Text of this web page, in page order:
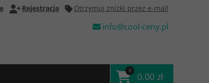
Rejestracja Otrzymuj zniżki przez e-mail
info@cool-ceny.pl
0
0.00 zł